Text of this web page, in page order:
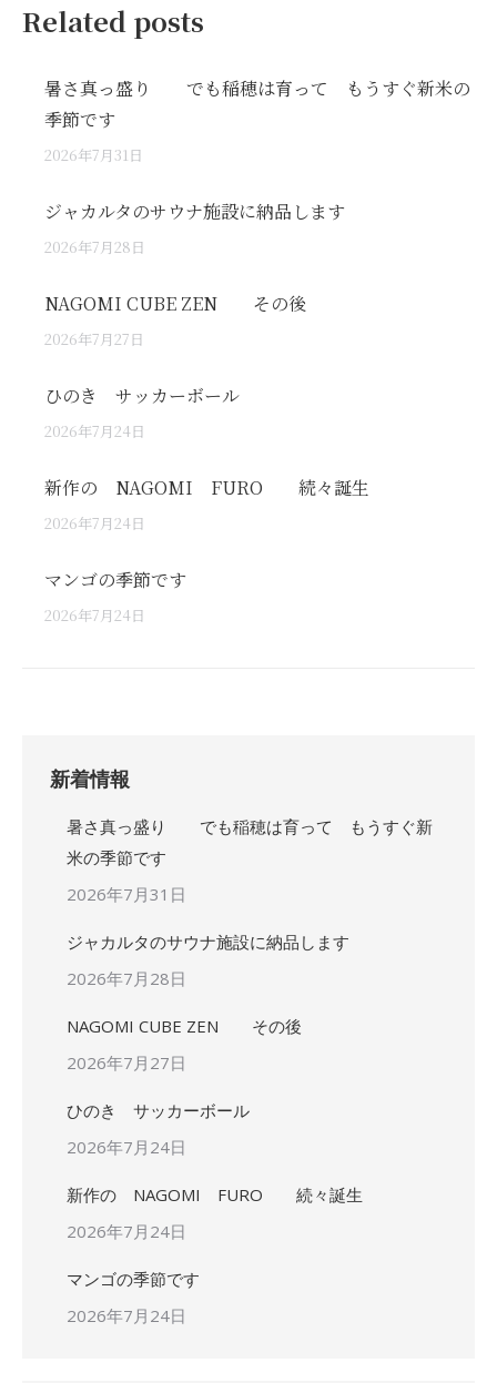
Related posts
暑さ真っ盛り でも稲穂は育って もうすぐ新米の
季節です
2026年7月31日
ジャカルタのサウナ施設に納品します
2026年7月28日
NAGOMI CUBE ZEN その後
2026年7月27日
ひのき サッカーボール
2026年7月24日
新作の NAGOMI FURO 続々誕生
2026年7月24日
マンゴの季節です
2026年7月24日
新着情報
暑さ真っ盛り でも稲穂は育って もうすぐ新
米の季節です
2026年7月31日
ジャカルタのサウナ施設に納品します
2026年7月28日
NAGOMI CUBE ZEN その後
2026年7月27日
ひのき サッカーボール
2026年7月24日
新作の NAGOMI FURO 続々誕生
2026年7月24日
マンゴの季節です
2026年7月24日